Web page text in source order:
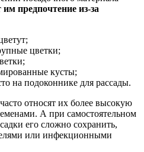
предпочтение из-за
цветки;
кусты;
на подоконнике для рассады.
относят их более высокую
А при самостоятельном
его сложно сохранить,
или инфекционными